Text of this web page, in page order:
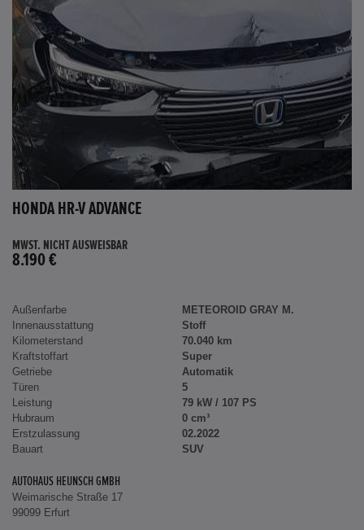
HONDA HR-V ADVANCE
MWST. NICHT AUSWEISBAR
8.190 €
Außenfarbe
METEOROID GRAY M.
Innenausstattung
Stoff
Kilometerstand
70.040 km
Kraftstoffart
Super
Getriebe
Automatik
Türen
5
Leistung
79 kW / 107 PS
Hubraum
0 cm³
Erstzulassung
02.2022
Bauart
SUV
AUTOHAUS HEUNSCH GMBH
Weimarische Straße 17
99099 Erfurt